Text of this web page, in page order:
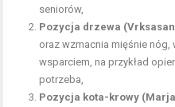
seniorów,
Pozycja drzewa
oraz wzmacnia mięśnie nóg
wsparciem, na przykład
potrzeba,
Pozycja kota-krowy